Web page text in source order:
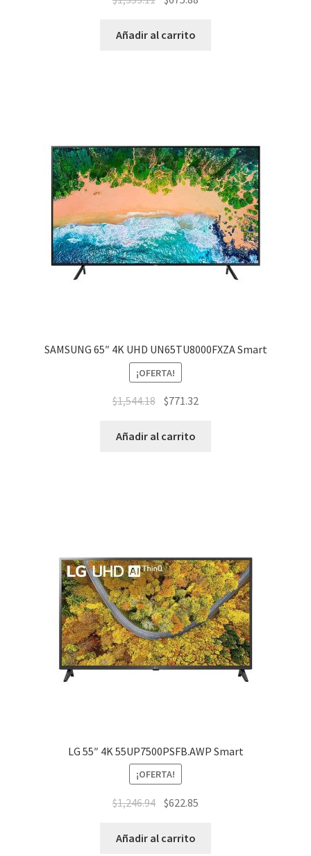
Añadir al carrito
SAMSUNG 65″ 4K UHD UN65TU8000FXZA Smart
¡OFERTA!
$1,544.18 $771.32
Añadir al carrito
LG 55″ 4K 55UP7500PSFB.AWP Smart
¡OFERTA!
$1,246.94 $622.85
Añadir al carrito